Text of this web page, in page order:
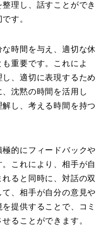
理し、話すことができ
す。
時間を与え、適切な休
重要です。これによ
、適切に表現するため
沈黙の時間を活用し
し、考える時間を持つ
的にフィードバックや
これにより、相手が自
ると同時に、対話の双
、相手が自分の意見や
提供することで、コミ
ることができます。